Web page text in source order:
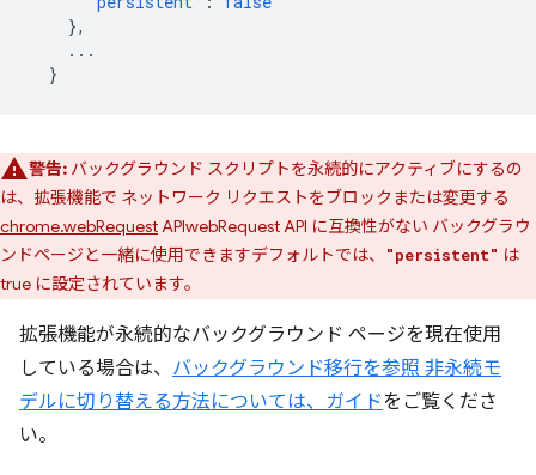
},
...
}
警告: バックグラウンド スクリプトを永続的にアクティブにするの
は、拡張機能で ネットワーク リクエストをブロックまたは変更する
chrome.webRequestAPIwebRequest API に互換性がない バックグラウ
ンドページと一緒に使用できますデフォルトでは、
"persistent" は
true に設定されています。
拡張機能が永続的なバックグラウンド ページを現在使用
している場合は、 バックグラウンド移行を参照 非永続モ
デルに切り替える方法については、ガイドをご覧くださ
い。